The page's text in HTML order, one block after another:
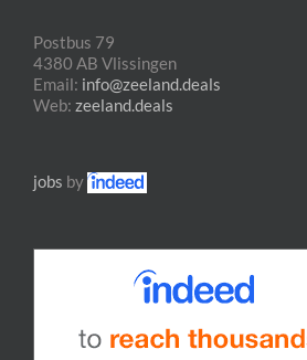
Postbus 79
4380 AB Vlissingen
Email: info@zeeland.deals
Web: zeeland.deals
jobs by